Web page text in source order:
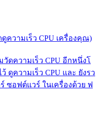
ความเร็ว CPU เครื่องคุณ)
ดความเร็ว CPU อีกหนึ่งโ
ความเร็ว CPU และ ยังรว
ซอฟต์แวร์ ในเครื่องด้วย ฟ